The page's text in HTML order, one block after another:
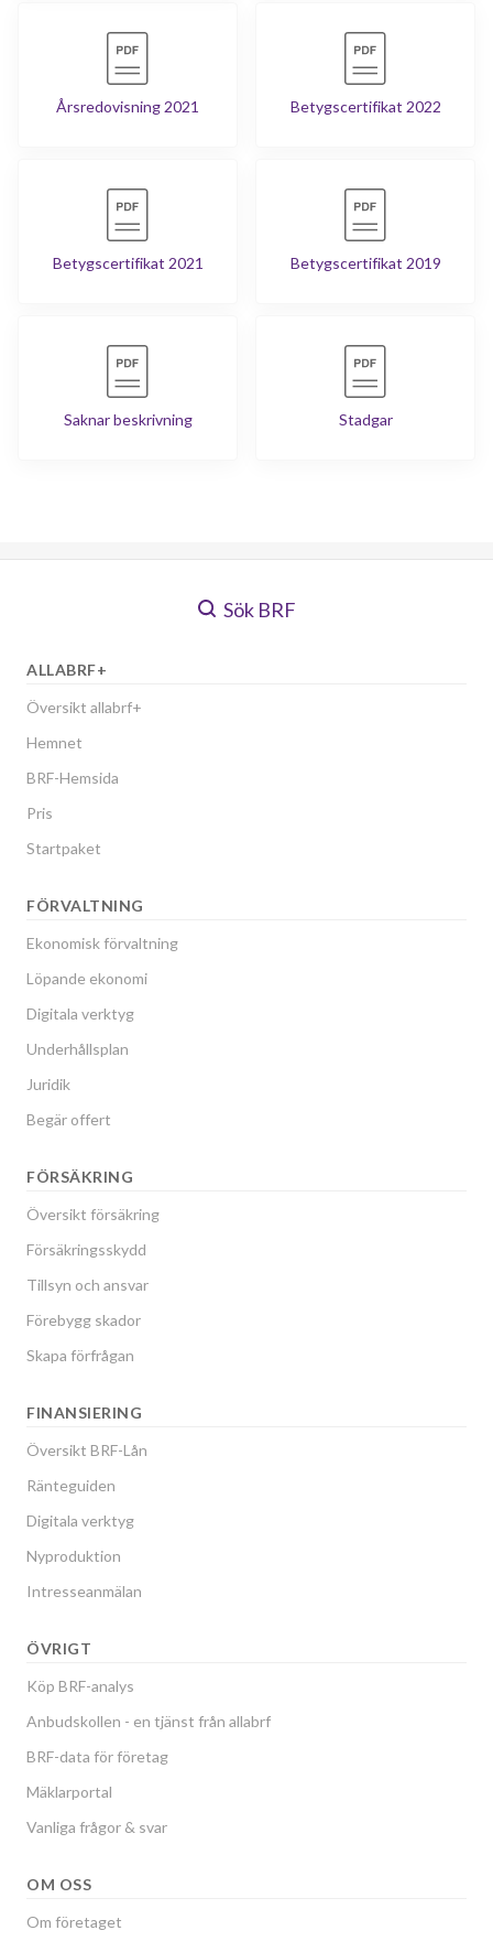
Årsredovisning 2021 Betygscertifikat 2022
Betygscertifikat 2021 Betygscertifikat 2019
Saknar beskrivning Stadgar
Sök BRF
ALLABRF+
Översikt allabrf+
Hemnet
BRF-Hemsida
Pris
Startpaket
FÖRVALTNING
Ekonomisk förvaltning
Löpande ekonomi
Digitala verktyg
Underhållsplan
Juridik
Begär offert
FÖRSÄKRING
Översikt försäkring
Försäkringsskydd
Tillsyn och ansvar
Förebygg skador
Skapa förfrågan
FINANSIERING
Översikt BRF-Lån
Ränteguiden
Digitala verktyg
Nyproduktion
Intresseanmälan
ÖVRIGT
Köp BRF-analys
Anbudskollen - en tjänst från allabrf
BRF-data för företag
Mäklarportal
Vanliga frågor & svar
OM OSS
Om företaget